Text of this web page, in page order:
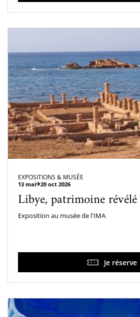
EXPOSITIONS & MUSÉE
13 mai 20 oct 2026
Libye, patrimoine révélé
Exposition au musée de l'IMA
Je réserve